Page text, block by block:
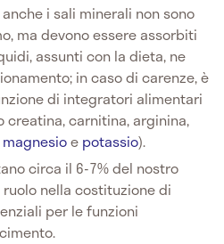
anche i sali minerali non sono
ma devono essere assorbiti
assunti con la dieta, ne
in caso di carenze, è
di integratori alimentari
creatina, carnitina, arginina,
magnesioe potassio).
circa il 6-7% del nostro
nella costituzione di
per le funzioni